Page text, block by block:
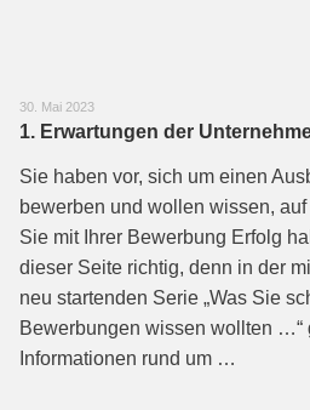
30. Mai 2023
1. Erwartungen der
Sie haben vor, sich um einen
bewerben und wollen wissen,
Sie mit Ihrer Bewerbung Erfolg
dieser Seite richtig, denn in der
neu startenden Serie „Was Sie
Bewerbungen wissen wollten …“
Informationen rund um …